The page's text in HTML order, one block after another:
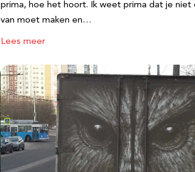
prima, hoe het hoort. Ik weet prima dat je niet
van moet maken en…
Lees meer